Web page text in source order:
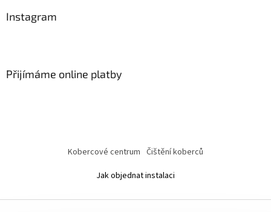
Instagram
Přijímáme online platby
Kobercové centrum Čištění koberců
Jak objednat instalaci